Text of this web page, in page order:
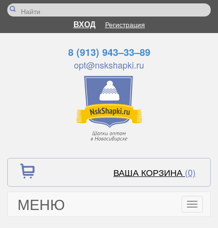
ВХОД Регистрация
8 (913) 943–33–89
opt@nskshapki.ru
ВАША КОРЗИНА (0)
МЕНЮ
Toggle